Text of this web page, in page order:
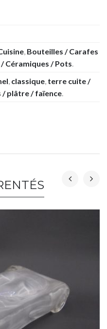
Bouteilles / Carafes
/ Céramiques / Pots
classique terre cuite /
/ plâtre / faïence